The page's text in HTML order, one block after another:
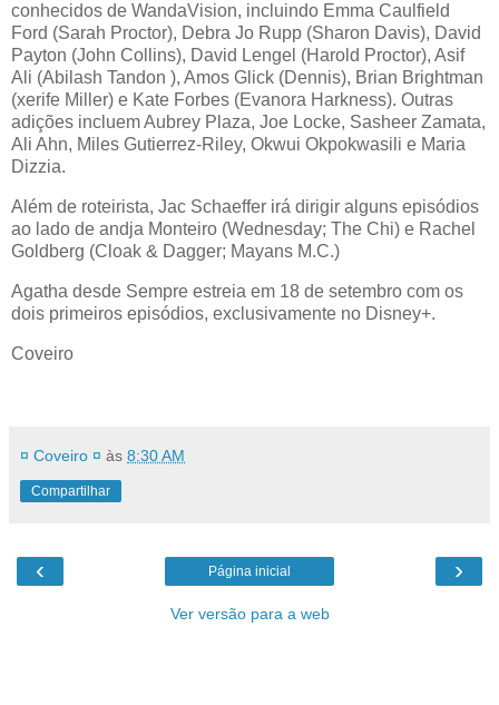
conhecidos de WandaVision, incluindo Emma Caulfield
Ford (Sarah Proctor), Debra Jo Rupp (Sharon Davis), David
Payton (John Collins), David Lengel (Harold Proctor), Asif
Ali (Abilash Tandon ), Amos Glick (Dennis), Brian Brightman
(xerife Miller) e Kate Forbes (Evanora Harkness). Outras
adições incluem Aubrey Plaza, Joe Locke, Sasheer Zamata,
Ali Ahn, Miles Gutierrez-Riley, Okwui Okpokwasili e Maria
Dizzia.
Além de roteirista, Jac Schaeffer irá dirigir alguns episódios
ao lado de andja Monteiro (Wednesday; The Chi) e Rachel
Goldberg (Cloak & Dagger; Mayans M.C.)
Agatha desde Sempre estreia em 18 de setembro com os
dois primeiros episódios, exclusivamente no Disney+.
Coveiro
¤ Coveiro ¤ às 8:30 AM
Compartilhar
‹ ›
Página inicial
Ver versão para a web